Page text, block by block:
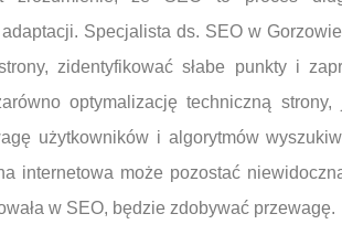
Specjalista ds. SEO w
zidentyfikować słabe punkty i
optymalizację techniczną
użytkowników i algorytmów
internetowa może pozostać
w SEO, będzie zdobywać przewagę.